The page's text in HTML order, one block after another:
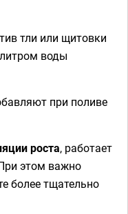
тли или щитовки
воды
при поливе
роста, работает
этом важно
более тщательно